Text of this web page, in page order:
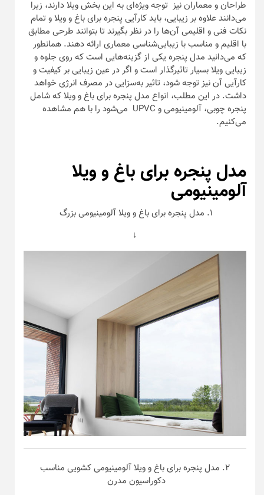
طراحان و معماران نیز توجه ویژه‌ای به این بخش ویلا دارند، زیرا
می‌دانند علاوه بر زیبایی، باید کارآیی پنجره برای باغ و ویلا و تمام
نکات فنی و اقلیمی آن‌ها را در نظر بگیرند تا بتوانند طرحی مطابق
با اقلیم و مناسب با زیبایی‌شناسی معماری ارائه دهند. همانطور
که می‌دانید مدل پنجره یکی از گزینه‌هایی است که روی جلوه و
زیبایی ویلا بسیار تاثیرگذار است و اگر در عین زیبایی بر کیفیت و
کارآیی آن نیز توجه شود، تاثیر به‌سزایی در مصرف انرژی خواهد
داشت. در این مطلب، انواع مدل پنجره برای باغ و ویلا که شامل
پنجره چوبی، آلومینیومی و UPVC می‌شود را با هم مشاهده
می‌کنیم.
مدل پنجره برای باغ و ویلا
آلومینیومی
۱. مدل پنجره برای باغ و ویلا آلومینیومی بزرگ
↓
۲. مدل پنجره برای باغ و ویلا آلومینیومی کشویی مناسب
دکوراسیون مدرن